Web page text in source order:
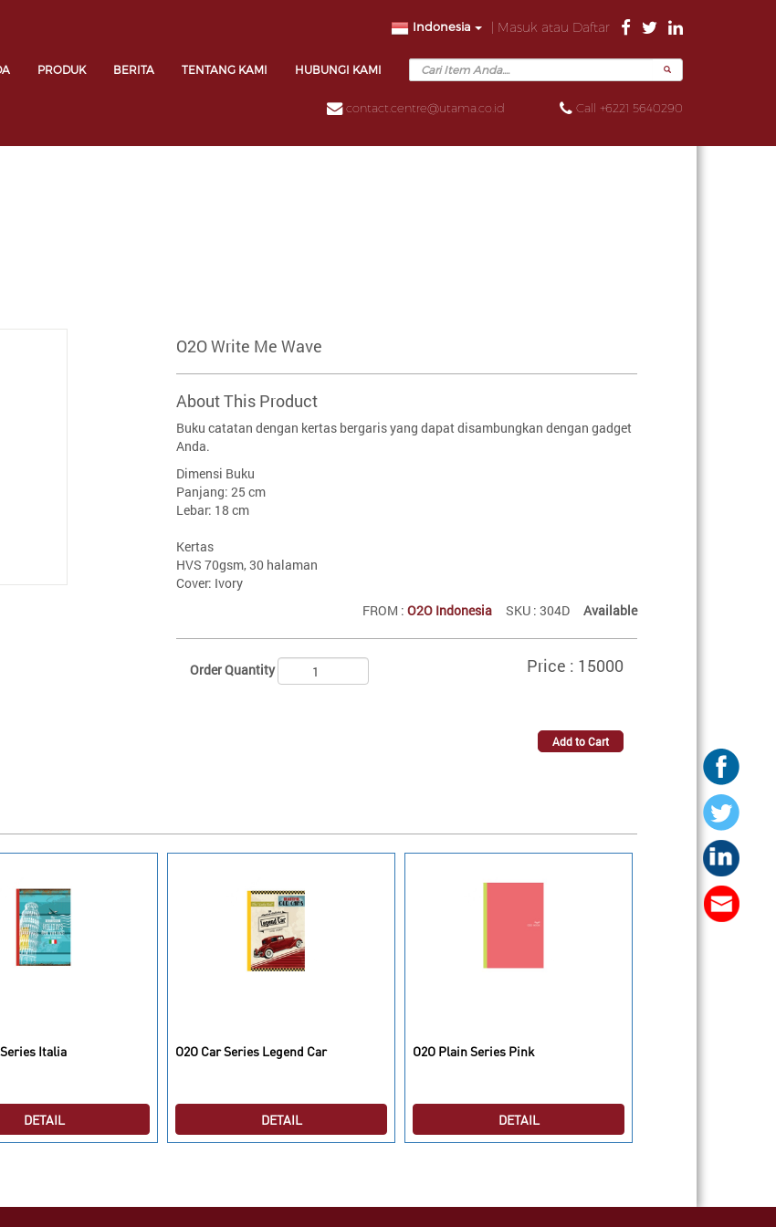
| Masuk atau Daftar
Indonesia
PRODUK BERITA TENTANG KAMI HUBUNGI KAMI
contact.centre@utama.co.id Call +6221 5640290
O2O Write Me Wave
About This Product
Buku catatan dengan kertas bergaris yang dapat disambungkan dengan gadget
Anda.
Dimensi Buku
Panjang: 25 cm
Lebar: 18 cm
Kertas
HVS 70gsm, 30 halaman
Cover: Ivory
FROM : O2O IndonesiaSKU : 304D Available
Order Quantity Price : 15000
Series Italia
DETAIL
O2O Car Series Legend Car
DETAIL
O2O Plain Series Pink
DETAIL